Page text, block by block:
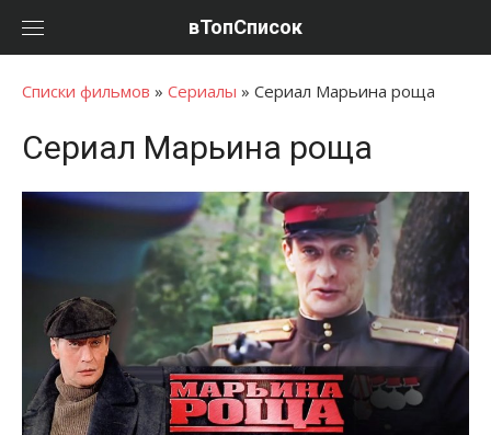
вТопСписок
Списки фильмов » Сериалы » Сериал Марьина роща
Сериал Марьина роща